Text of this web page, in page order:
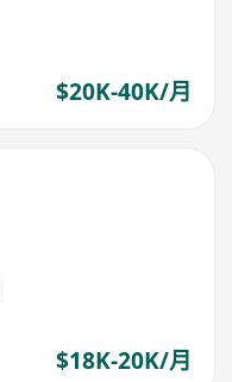
$20K-40K/月
$18K-20K/月